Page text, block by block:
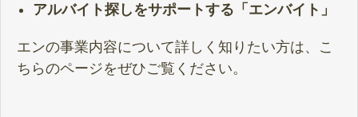
アルバイト探しをサポートする「エンバイト」
エンの事業内容について詳しく知りたい方は、こ
ちらのページをぜひご覧ください。